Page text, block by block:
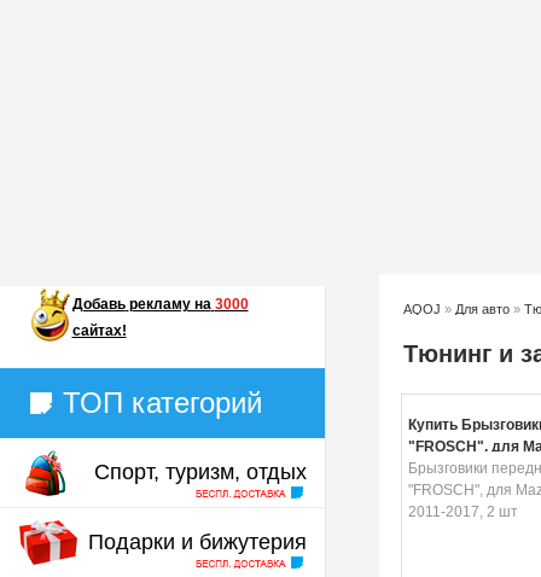
Добавь рекламу на 3000
сайтах!
ТОП категорий
Спорт, туризм, отдых
Подарки и бижутерия
AQOJ » Для авто »
Тюнинг и
Купить
"FROSCH", для
2011-2017, 2 шт
Брызговики
"FROSCH", для
2011-2017, 2 шт